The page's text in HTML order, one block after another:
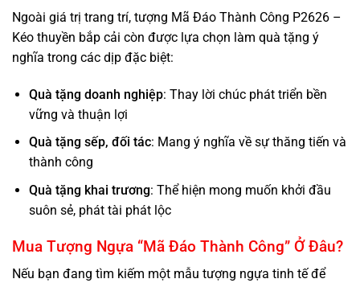
Ngoài giá trị trang trí, tượng Mã Đáo Thành Công P2626 –
Kéo thuyền bắp cải còn được lựa chọn làm quà tặng ý
nghĩa trong các dịp đặc biệt:
Quà tặng doanh nghiệp: Thay lời chúc phát triển bền
vững và thuận lợi
Quà tặng sếp, đối tác: Mang ý nghĩa về sự thăng tiến và
thành công
Quà tặng khai trương: Thể hiện mong muốn khởi đầu
suôn sẻ, phát tài phát lộc
Mua Tượng Ngựa “Mã Đáo Thành Công” Ở Đâu?
Nếu bạn đang tìm kiếm một mẫu tượng ngựa tinh tế để